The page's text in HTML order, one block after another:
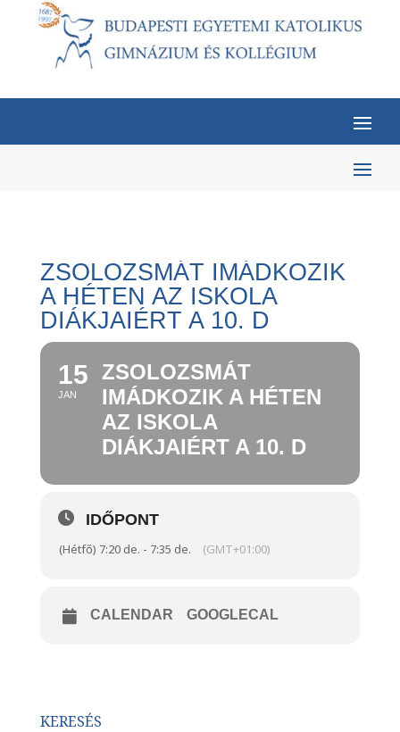
ZSOLOZSMÁT IMÁDKOZIK
A HÉTEN AZ ISKOLA
DIÁKJAIÉRT A 10. D
15
JAN
ZSOLOZSMÁT
IMÁDKOZIK A HÉTEN
AZ ISKOLA
DIÁKJAIÉRT A 10. D
IDŐPONT
(Hétfő) 7:20 de. - 7:35 de. (GMT+01:00)
CALENDAR GOOGLECAL
KERESÉS